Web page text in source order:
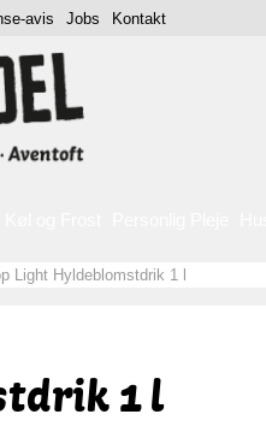
Light Hyldeblomstdrik 1 l
1 l
avis Jobs Kontakt